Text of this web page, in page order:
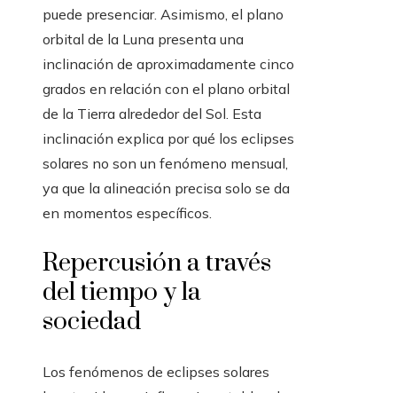
puede presenciar. Asimismo, el plano
orbital de la Luna presenta una
inclinación de aproximadamente cinco
grados en relación con el plano orbital
de la Tierra alrededor del Sol. Esta
inclinación explica por qué los eclipses
solares no son un fenómeno mensual,
ya que la alineación precisa solo se da
en momentos específicos.
Repercusión a través
del tiempo y la
sociedad
Los fenómenos de eclipses solares